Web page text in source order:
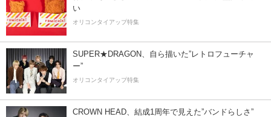
い
オリコンタイアップ特集
SUPER★DRAGON、自ら描いた”レトロフューチャ
ー”
オリコンタイアップ特集
CROWN HEAD、結成1周年で見えた”バンドらしさ”